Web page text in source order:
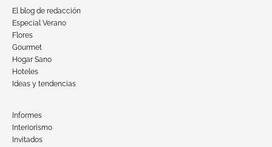
El blog de redacción
Especial Verano
Flores
Gourmet
Hogar Sano
Hoteles
Ideas y tendencias
Informes
Interiorismo
Invitados